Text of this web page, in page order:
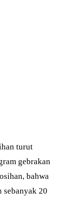
turut
gebrakan
bahwa
20